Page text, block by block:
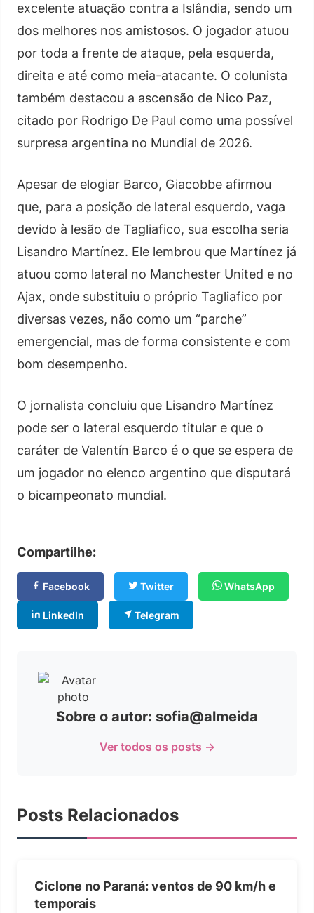
excelente atuação contra a Islândia, sendo um
dos melhores nos amistosos. O jogador atuou
por toda a frente de ataque, pela esquerda,
direita e até como meia-atacante. O colunista
também destacou a ascensão de Nico Paz,
citado por Rodrigo De Paul como uma possível
surpresa argentina no Mundial de 2026.
Apesar de elogiar Barco, Giacobbe afirmou
que, para a posição de lateral esquerdo, vaga
devido à lesão de Tagliafico, sua escolha seria
Lisandro Martínez. Ele lembrou que Martínez já
atuou como lateral no Manchester United e no
Ajax, onde substituiu o próprio Tagliafico por
diversas vezes, não como um “parche”
emergencial, mas de forma consistente e com
bom desempenho.
O jornalista concluiu que Lisandro Martínez
pode ser o lateral esquerdo titular e que o
caráter de Valentín Barco é o que se espera de
um jogador no elenco argentino que disputará
o bicampeonato mundial.
Compartilhe:
Facebook Twitter WhatsApp
LinkedIn Telegram
Sobre o autor: sofia@almeida
Ver todos os posts →
Posts Relacionados
Ciclone no Paraná: ventos de 90 km/h e
temporais